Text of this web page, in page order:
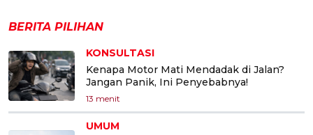
BERITA PILIHAN
KONSULTASI
Kenapa Motor Mati Mendadak di Jalan?
Jangan Panik, Ini Penyebabnya!
13 menit
UMUM